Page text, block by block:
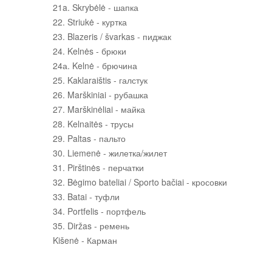
21a. Skrybėlė - шапка
22. Striukė - куртка
23. Blazeris / švarkas - пиджак
24. Kelnės - брюки
24а. Kelnė - брючина
25. Kaklaraištis - галстук
26. Marškiniai - рубашка
27. Marškinėliai - майка
28. Kelnaitės - трусы
29. Paltas - пальто
30. Liemenė - жилетка/жилет
31. Pirštinės - перчатки
32. Bėgimo bateliai / Sporto bačiai - кросовки
33. Batai - туфли
34. Portfelis - портфель
35. Diržas - ремень
Kišenė - Карман